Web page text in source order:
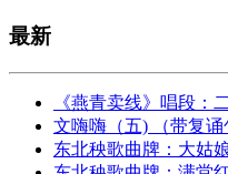
最新
《燕青卖线》唱段：
文嗨嗨（五) （带复诵
东北秧歌曲牌：大姑